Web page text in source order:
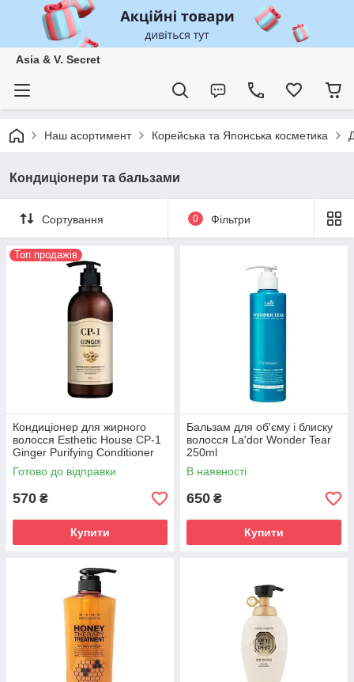
Asia & V. Secret
Наш асортимент Корейська та Японська косметика
Кондиціонери та бальзами
Сортування 0 Фільтри
Топ продажів
Кондиціонер для жирного
волосся Esthetic House CP-1
Ginger Purifying Conditioner
500ml
Готово до відправки
570 ₴
Купити
Бальзам для об'єму і блиску
волосся La'dor Wonder Tear
250ml
В наявності
650 ₴
Купити